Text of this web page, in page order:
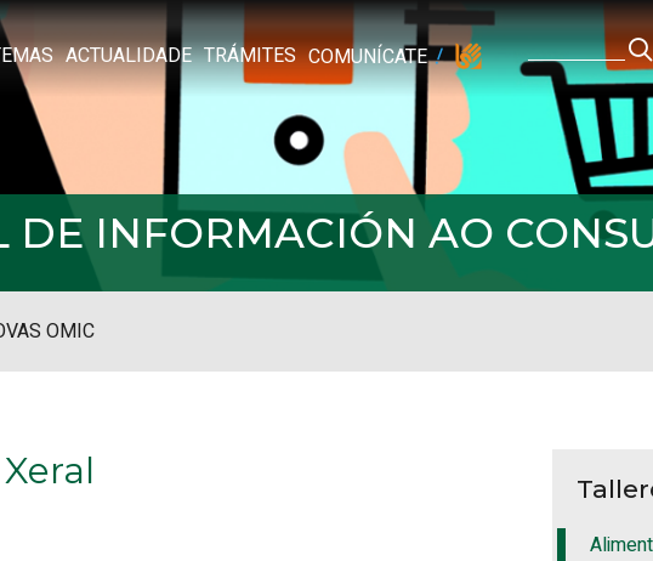
ACTUALIDADE TRÁMITES COMUNÍCATE
DE INFORMACIÓN AO
OMIC